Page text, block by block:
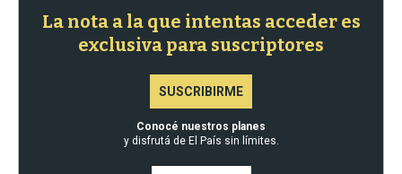
La nota a la que intentas acceder es
exclusiva para suscriptores
SUSCRIBIRME
Conocé nuestros planes
y disfrutá de El País sin límites.